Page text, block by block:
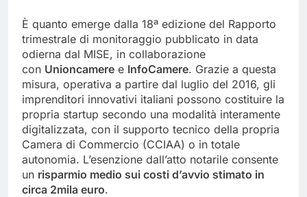
È quanto emerge dalla 18ª edizione del Rapporto
trimestrale di monitoraggio pubblicato in data
odierna dal MISE, in collaborazione
con Unioncamere e InfoCamere. Grazie a questa
misura, operativa a partire dal luglio del 2016, gli
imprenditori innovativi italiani possono costituire la
propria startup secondo una modalità interamente
digitalizzata, con il supporto tecnico della propria
Camera di Commercio (CCIAA) o in totale
autonomia. L’esenzione dall’atto notarile consente
un risparmio medio sui costi d’avvio stimato in
circa 2mila euro.